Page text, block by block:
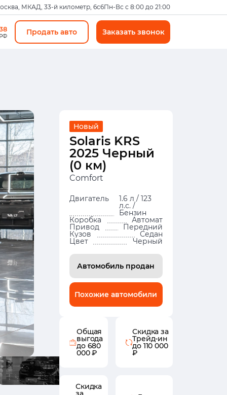
МКАД, 33-й километр, 6с6Пн-Вс с 8:00 до 21:00
Продать авто Заказать звонок
Новый
Solaris KRS
2025 Черный
(0 км)
Comfort
Двигатель 1.6 л / 123
л.с. /
Бензин
Коробка Автомат
Привод Передний
Кузов Седан
Цвет Черный
Автомобиль продан
Похожие автомобили
Общая
выгода
до 680
000 ₽
Скидка за
Трейд-ин
до 110 000
₽
Скидка